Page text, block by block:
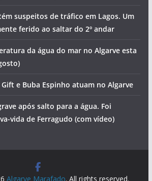
suspeitos de tráfico em Lagos. Um
ferido ao saltar do 2º andar
da água do mar no Algarve esta
e Buba Espinho atuam no Algarve
após salto para a água. Foi
vida de Ferragudo (com vídeo)
Algarve Marafado. All rights reserved.